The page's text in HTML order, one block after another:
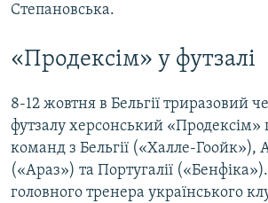
Степановська.
«Продексім» у футзалі
8-12 жовтня в Бельгії триразовий
футзалу херсонський «Продексім»
команд з Бельгії («Халле-Гоойк»),
(«Араз») та Португалії
головного тренера українського